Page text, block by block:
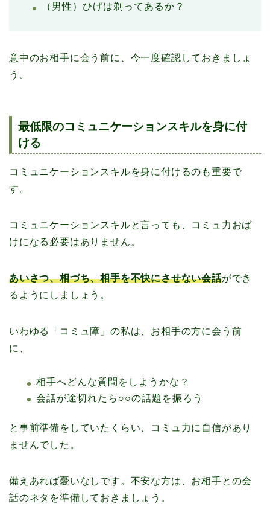
（男性）ひげは剃ってあるか？
意中のお相手に会う前に、今一度確認しておきましょ
う。
最低限のコミュニケーションスキルを身に付
ける
コミュニケーションスキルを身に付けるのも重要で
す。
コミュニケーションスキルと言っても、コミュ力おば
けになる必要はありません。
あいさつ、相づち、相手を不快にさせない会話ができ
るようにしましょう。
いわゆる「コミュ障」の私は、お相手の方に会う前
に、
相手へどんな質問をしようかな？
会話が途切れたら○○の話題を振ろう
と事前準備をしていたくらい、コミュ力に自信があり
ませんでした。
備えあれば憂いなしです。不安な方は、お相手との会
話のネタを準備しておきましょう。